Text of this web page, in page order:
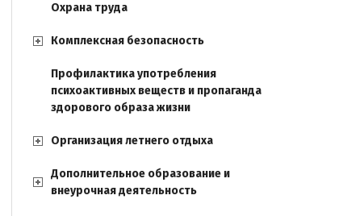
Охрана труда
Комплексная безопасность
Профилактика употребления
психоактивных веществ и пропаганда
здорового образа жизни
Организация летнего отдыха
Дополнительное образование и
внеурочная деятельность